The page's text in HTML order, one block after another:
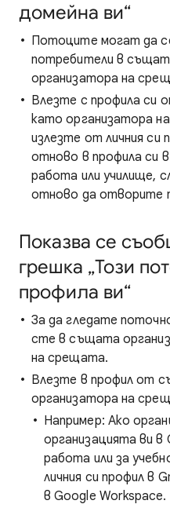
домейна ви“
Потоците могат да
потребители в
организатора на
Влезте с профила си
като организатора
излезте от личния си
отново в профила си
работа или училище,
отново да отворите
Показва се
грешка „Този
профила ви“
За да гледате
сте в същата
на срещата.
Влезте в профил от
организатора на
Например: Ако
организацията ви в
работа или за
личния си профил в
в Google Workspace.